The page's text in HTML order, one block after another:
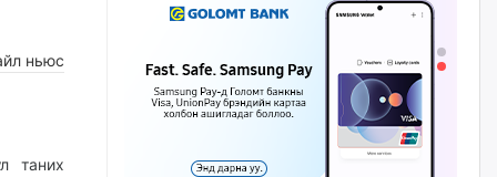
ньюс
таних